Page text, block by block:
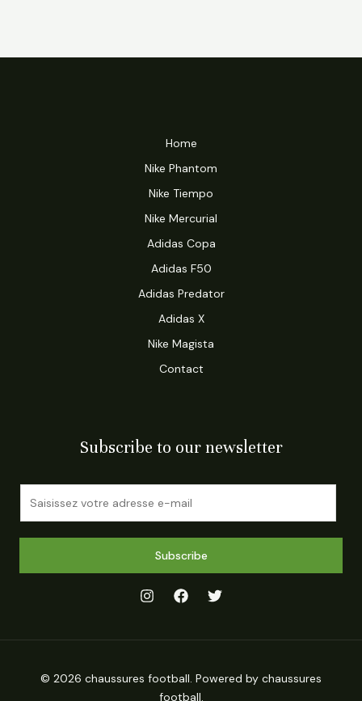
Home
Nike Phantom
Nike Tiempo
Nike Mercurial
Adidas Copa
Adidas F50
Adidas Predator
Adidas X
Nike Magista
Contact
Subscribe to our newsletter
Subscribe
© 2026 chaussures football. Powered by chaussures
football.